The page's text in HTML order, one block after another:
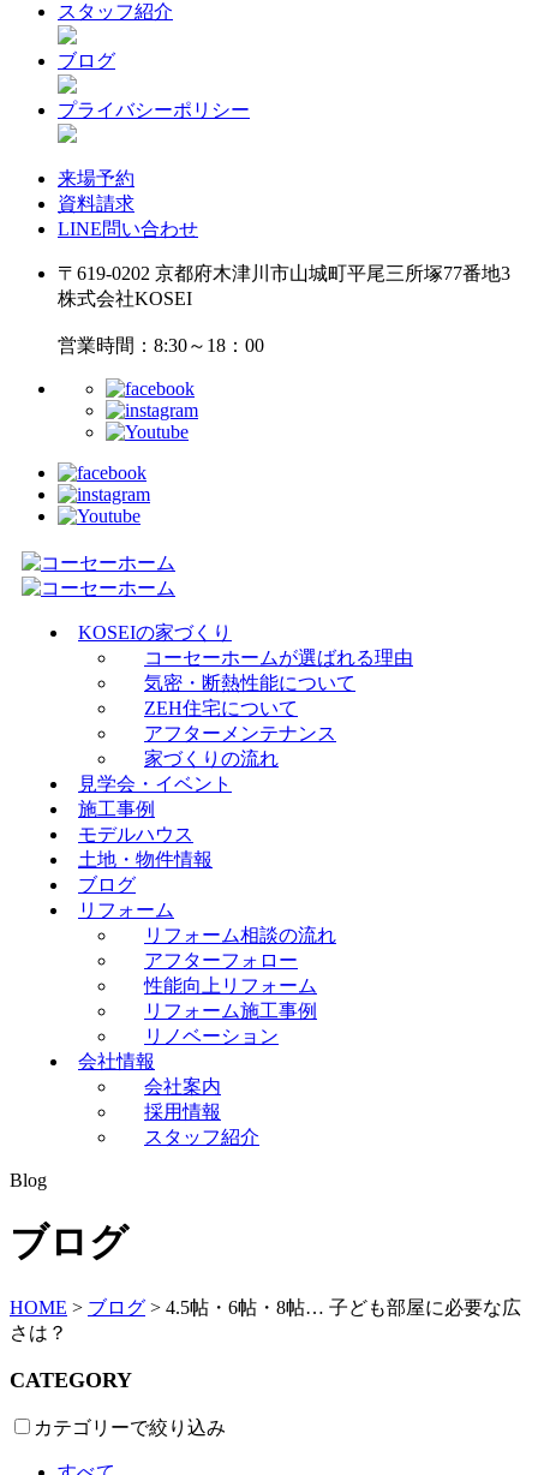
スタッフ紹介
ブログ
プライバシーポリシー
来場予約
資料請求
LINE問い合わせ
〒619-0202 京都府木津川市山城町平尾三所塚77番地3
株式会社KOSEI
営業時間：8:30～18：00
KOSEIの家づくり
コーセーホームが選ばれる理由
気密・断熱性能について
ZEH住宅について
アフターメンテナンス
家づくりの流れ
見学会・イベント
施工事例
モデルハウス
土地・物件情報
ブログ
リフォーム
リフォーム相談の流れ
アフターフォロー
性能向上リフォーム
リフォーム施工事例
リノベーション
会社情報
会社案内
採用情報
スタッフ紹介
Blog
ブログ
HOME > ブログ > 4.5帖・6帖・8帖… 子ども部屋に必要な広
さは？
CATEGORY
カテゴリーで絞り込み